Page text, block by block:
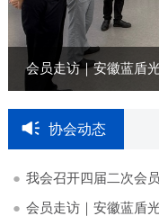
会员走访｜安徽蓝盾
协会动态
会员走访｜安徽蓝盾